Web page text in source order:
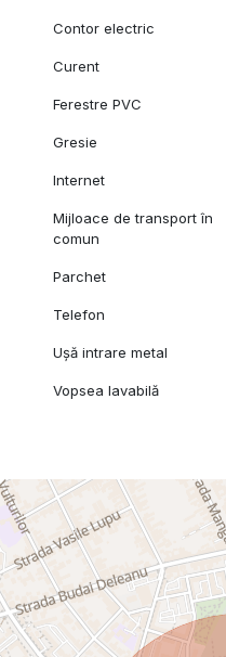
Contor electric
Curent
Ferestre PVC
Gresie
Internet
Mijloace de transport în
comun
Parchet
Telefon
Ușă intrare metal
Vopsea lavabilă